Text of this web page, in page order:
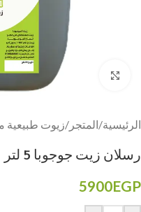
Click to enlarge
الرئيسية/المتجر /زيوت طبيعية
رسلان زيت جوجوبا 5 لتر
5900EGP